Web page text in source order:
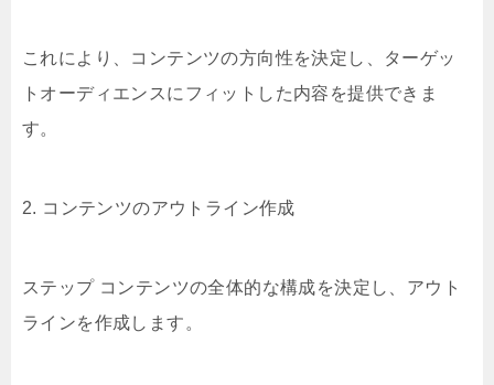
これにより、コンテンツの方向性を決定し、ターゲッ
トオーディエンスにフィットした内容を提供できま
す。
2. コンテンツのアウトライン作成
ステップ コンテンツの全体的な構成を決定し、アウト
ラインを作成します。